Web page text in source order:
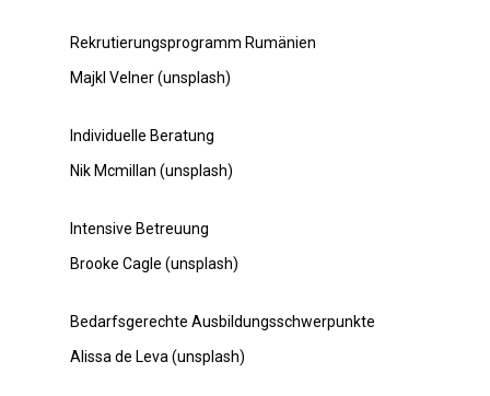
Rekrutierungsprogramm Rumänien
Majkl Velner (unsplash)
Individuelle Beratung
Nik Mcmillan (unsplash)
Intensive Betreuung
Brooke Cagle (unsplash)
Bedarfsgerechte Ausbildungsschwerpunkte
Alissa de Leva (unsplash)